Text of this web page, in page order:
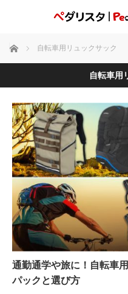
ホーム 自転車用リュックサック
自転車用
通勤通学や旅に！自転車
パックと選び方